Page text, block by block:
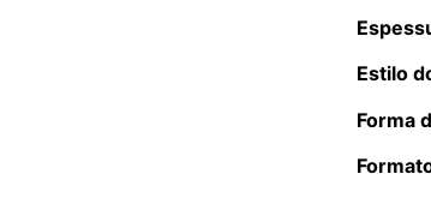
Estilo
Forma